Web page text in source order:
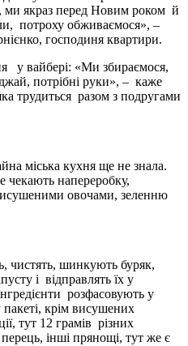
ми якраз перед Новим роком й
потроху обживаємося», –
господиня квартири.
у вайбері: «Ми збираємося,
потрібні руки», – каже
трудиться разом з подругами
міська кухня ще не знала.
напереробку,
овочами, зеленню
чистять, шинкують буряк,
і відправлять їх у
розфасовують у
крім висушених
тут 12 грамів різних
інші прянощі, тут же є